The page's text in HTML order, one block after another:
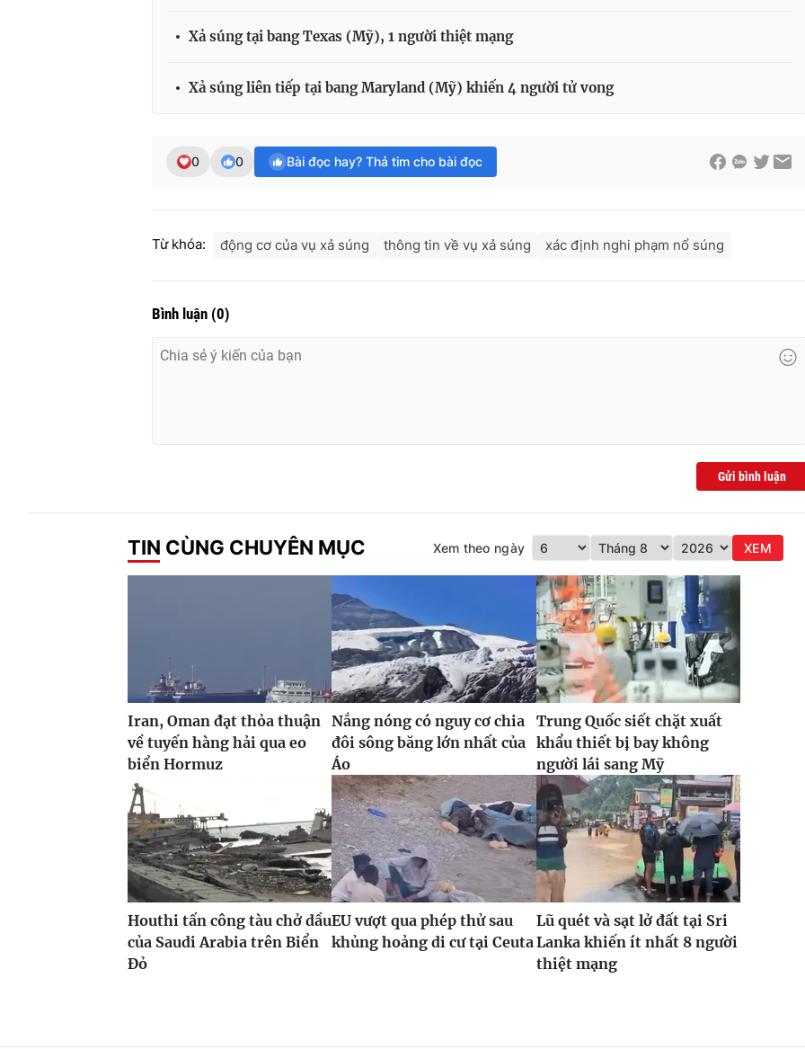
Xả súng tại bang Texas (Mỹ), 1 người thiệt mạng
Xả súng liên tiếp tại bang Maryland (Mỹ) khiến 4 người tử vong
0 0 Bài đọc hay? Thả tim cho bài đọc
Từ khóa: động cơ của vụ xả súng thông tin về vụ xả súng xác định nghi phạm nổ súng
Bình luận (0)
Gửi bình luận
TIN CÙNG CHUYÊN MỤC Xem theo ngày XEM
Iran, Oman đạt thỏa thuận
về tuyến hàng hải qua eo
biển Hormuz
Nắng nóng có nguy cơ chia
đôi sông băng lớn nhất của
Áo
Trung Quốc siết chặt xuất
khẩu thiết bị bay không
người lái sang Mỹ
Houthi tấn công tàu chở dầu
của Saudi Arabia trên Biển
Đỏ
EU vượt qua phép thử sau
khủng hoảng di cư tại Ceuta
Lũ quét và sạt lở đất tại Sri
Lanka khiến ít nhất 8 người
thiệt mạng